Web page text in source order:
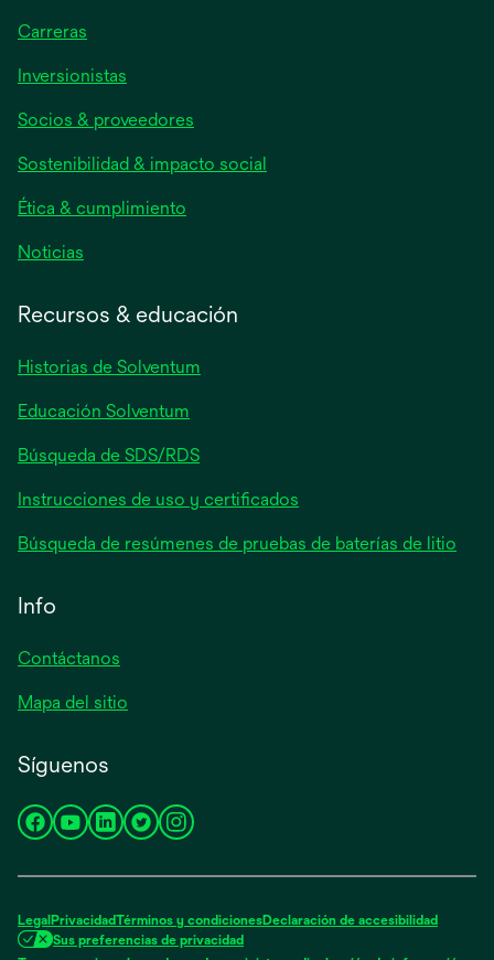
Carreras
Inversionistas
en
una
pestaña
nueva
Socios & proveedores
Sostenibilidad & impacto social
Ética & cumplimiento
Noticias
pestaña
Recursos & educación
Historias de Solventum
Educación Solventum
Búsqueda de SDS/RDS
Instrucciones de uso y certificados
Búsqueda de resúmenes de pruebas de baterías de litio
Info
Contáctanos
Mapa del sitio
Síguenos
se
una
pestaña
se
una
pestaña
se
una
pestaña
se
una
pestaña
se
pestaña
LegalPrivacidadTérminos y condicionesDeclaración de accesibilidad
Sus preferencias de privacidad